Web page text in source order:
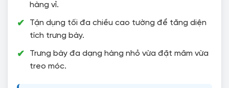
hàng vỉ.
Tận dụng tối đa chiều cao tường để tăng diện
tích trưng bày.
Trưng bày đa dạng hàng nhỏ vừa đặt mâm vừa
treo móc.